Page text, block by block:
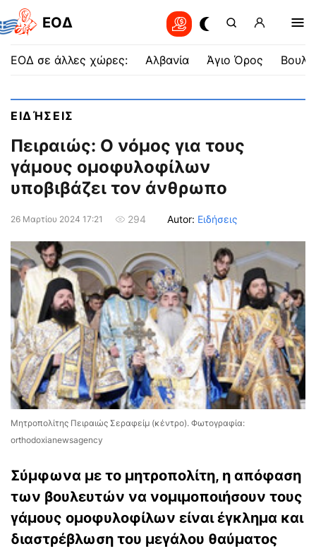
EOΔ
ΕΟΔ σε άλλες χώρες: Αλβανία Άγιο Όρος
ΕΙΔΉΣΕΙΣ
Πειραιώς: Ο νόμος για τους
γάμους ομοφυλοφίλων
υποβιβάζει τον άνθρωπο
26 Μαρτίου 2024 17:21 294 Autor: Ειδήσεις
Μητροπολίτης Πειραιώς Σεραφείμ (κέντρο). Φωτογραφία:
orthodoxianewsagency
Σύμφωνα με το μητροπολίτη, η απόφαση
των βουλευτών να νομιμοποιήσουν τους
γάμους ομοφυλοφίλων είναι έγκλημα και
διαστρέβλωση του μεγάλου θαύματος